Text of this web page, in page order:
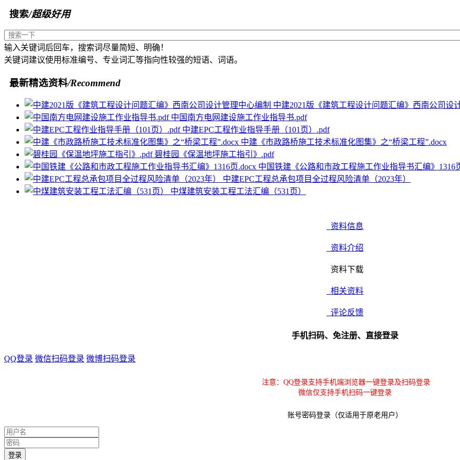
搜索/超级好用
输入关键词后回车，搜索词尽量简短、明确！
关键词建议使用标准编号、专业词汇等指向性较强的短语、词语。
最新精选资料/Recommend
中建2021版《建筑工程设计问题汇编》西南公司设
中国南方电网建设施工作业指导书.pdf
中建EPC工程作业指导手册（101页）.pdf
中建《市政路桥施工技术标准化图集》之“桥梁工程”.docx
碧桂园《保温地坪施工指引》.pdf
中国铁建《公路和市政工程施工作业指导书汇编》1316
中建EPC工程总承包项目全过程风险清单（2023年）
中煤建筑安装工程工法汇编（531页）
资料信息
资料介绍
资料下载
相关资料
评论反馈
手机扫码、免注册、直接登录
QQ登录 微信扫码登录 微博扫码登录
注意：QQ登录支持手机端浏览器一键登录及扫码登录
微信仅支持手机扫码一键登录
账号密码登录（仅适用于原老用户）